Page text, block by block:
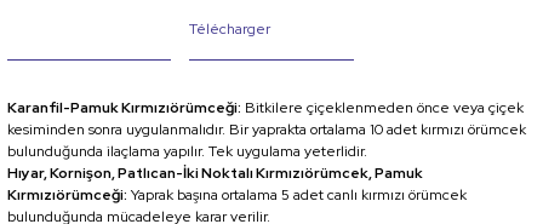
Télécharger
Karanfil-Pamuk Kırmızıörümceği: Bitkilere çiçeklenmeden önce veya çiçek
kesiminden sonra uygulanmalıdır. Bir yaprakta ortalama 10 adet kırmızı örümcek
bulunduğunda ilaçlama yapılır. Tek uygulama yeterlidir.
Hıyar, Kornişon, Patlıcan-İki Noktalı Kırmızıörümcek, Pamuk
Kırmızıörümceği: Yaprak başına ortalama 5 adet canlı kırmızı örümcek
bulunduğunda mücadeleye karar verilir.